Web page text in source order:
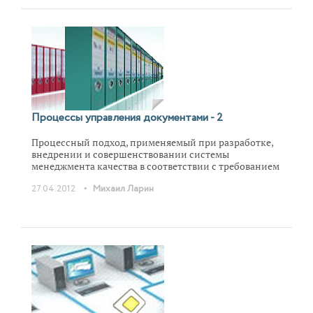
Процессы управления документами - 2
Процессный подход, применяемый при разработке,
внедрении и совершенствовании системы
менеджмента качества в соответствии с требованием
эффективной деятельности организации
27.04.2012 • Михаил Ларин